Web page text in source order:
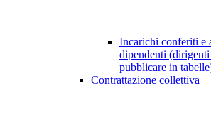
Incarichi conferiti e
dipendenti
pubblicare in
Contrattazione collettiva